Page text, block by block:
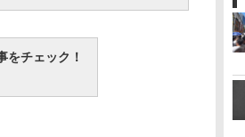
チェック！